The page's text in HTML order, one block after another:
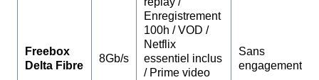
Freebox
Delta Fibre
8Gb/s
Enregistrement
100h / VOD /
Netflix
essentiel inclus
/ Prime video
Sans
engagement